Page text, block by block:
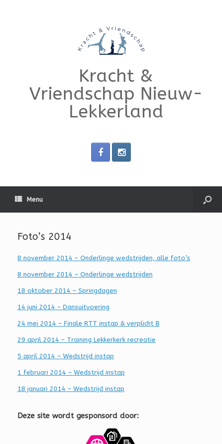
Kracht &
Vriendschap Nieuw-
Lekkerland
Menu
Foto’s 2014
8 november 2014 – Onderlinge wedstrijden, alle foto’s
8 november 2014 – Onderlinge wedstrijden
18 oktober 2014 – Springdagen
14 juni 2014 – Dansuitvoering
24 mei 2014 – Finale RTT instap & verplicht B
29 april 2014 – Training Lekkerkerk recreatie
5 april 2014 – Wedstrijd instap
1 februari 2014 – Wedstrijd instap
18 januari 2014 – Wedstrijd instap
Deze site wordt gesponsord door: